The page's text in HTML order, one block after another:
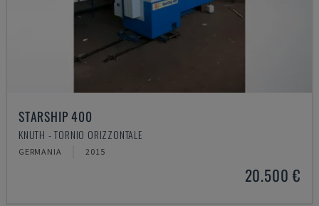
STARSHIP 400
KNUTH - TORNIO ORIZZONTALE
GERMANIA 2015
20.500 €